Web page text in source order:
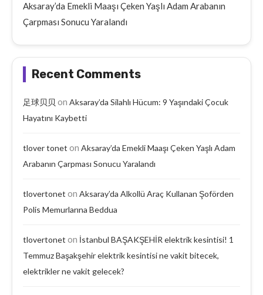
Aksaray’da Emekli Maaşı Çeken Yaşlı Adam Arabanın
Çarpması Sonucu Yaralandı
Recent Comments
足球贝贝 on Aksaray’da Silahlı Hücum: 9 Yaşındaki Çocuk
Hayatını Kaybetti
tlover tonet on Aksaray’da Emekli Maaşı Çeken Yaşlı Adam
Arabanın Çarpması Sonucu Yaralandı
tlovertonet on Aksaray’da Alkollü Araç Kullanan Şoförden
Polis Memurlarına Beddua
tlovertonet on İstanbul BAŞAKŞEHİR elektrik kesintisi! 1
Temmuz Başakşehir elektrik kesintisi ne vakit bitecek,
elektrikler ne vakit gelecek?